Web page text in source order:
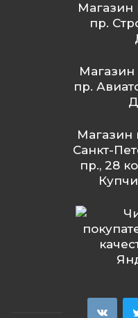
Магазин
пр.
пр.
Магазин
Санкт-
пр., 28